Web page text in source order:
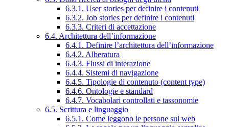
6.3.1. User stories per definire i contenuti
6.3.2. Job stories per definire i contenuti
6.3.3. Criteri di accettazione
6.4. Architettura dell’informazione
6.4.1. Definire l’architettura dell’informazione
6.4.2. Alberatura
6.4.3. Flussi di interazione
6.4.4. Sistemi di navigazione
6.4.5. Tipologie di contenuto (content type)
6.4.6. Ontologie e standard
6.4.7. Vocabolari controllati e tassonomie
6.5. Scrittura e linguaggio
6.5.1. Come leggono le persone sul web